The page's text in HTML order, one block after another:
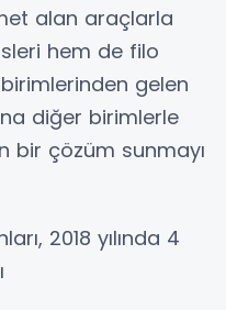
alan araçlarla
hem de filo
gelen
diğer birimlerle
bir çözüm sunmayı
2018 yılında 4